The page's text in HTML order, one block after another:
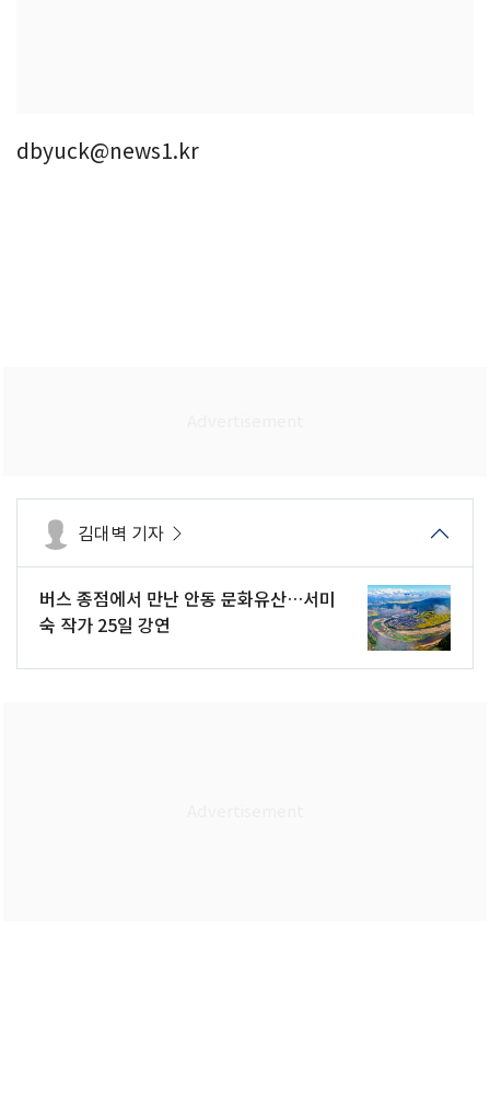
dbyuck@news1.kr
김대벽 기자
버스 종점에서 만난 안동 문화유산…서미
숙 작가 25일 강연